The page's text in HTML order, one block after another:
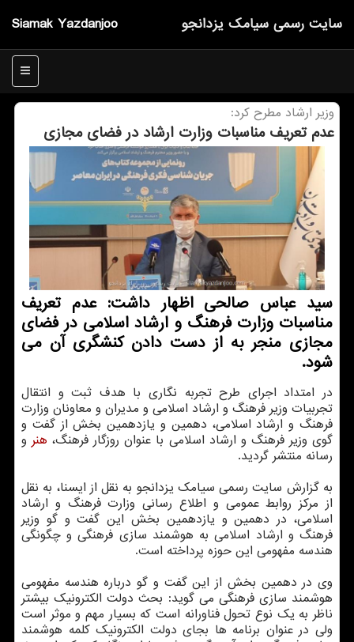
Siamak Yazdanjoo سایت رسمی سیامك یزدانجو
منو
وزیر ارشاد مطرح كرد:
عدم تعریف مناسبات وزارت ارشاد در فضای مجازی
سید عباس صالحی اظهار داشت: عدم تعریف
مناسبات وزارت فرهنگ و ارشاد اسلامی در فضای
مجازی منجر به از دست دادن کنشگری آن می
شود.
در امتداد اجرای طرح تجربه نگاری با هدف ثبت و انتقال
تجربیات وزیر فرهنگ و ارشاد اسلامی و مدیران و معاونان وزارت
فرهنگ و ارشاد اسلامی، دهمین و یازدهمین بخش از گفت و
گوی وزیر فرهنگ و ارشاد اسلامی با عنوان روزگار فرهنگ، هنرو
رسانه منتشر گردید.
به گزارش سایت رسمی سیامک یزدانجو به نقل از ایسنا، به نقل
از مرکز روابط عمومی و اطلاع رسانی وزارت فرهنگ و ارشاد
اسلامی، در دهمین و یازدهمین بخش این گفت و گو وزیر
فرهنگ و ارشاد اسلامی به هوشمند سازی فرهنگی و چگونگی
هندسه مفهومی این حوزه پرداخته است.
وی در دهمین بخش از این گفت و گو درباره هندسه مفهومی
هوشمند سازی فرهنگی می گوید: بحث دولت الکترونیک بیشتر
ناظر به یک نوع تحول فناورانه است که بسیار مهم و موثر است
ولی در عنوان برنامه ها بجای دولت الکترونیک کلمه هوشمند